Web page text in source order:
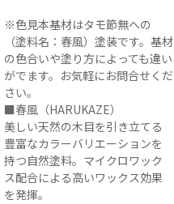
※色見本基材はタモ節無への
（塗料名：春風）塗装です。基材
の色合いや塗り方によっても違い
がでます。お気軽にお問合せくだ
さい。
■春風（HARUKAZE）
美しい天然の木目を引き立てる
豊富なカラーバリエーションを
持つ自然塗料。マイクロワック
ス配合による高いワックス効果
を発揮。